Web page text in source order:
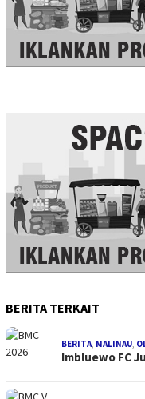
BERITA TERKAIT
BERITA, MALINAU,
Imbluewo FC